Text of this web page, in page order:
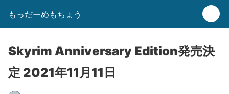
もっだーめもちょう
Skyrim Anniversary Edition発売決
定 2021年11月11日